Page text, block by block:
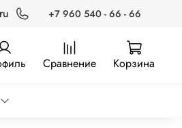
+7 960 540 - 66 - 66
Сравнение Корзина